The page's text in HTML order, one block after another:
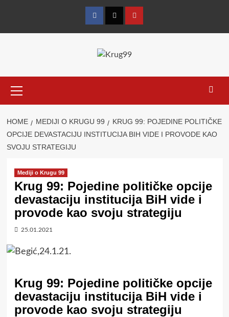
FacebookTwitterYouTube
Menu
HOME MEDIJI O KRUGU 99
KRUG 99: POJEDINE POLITIČKE
OPCIJE DEVASTACIJU INSTITUCIJA BIH VIDE I PROVODE KAO
SVOJU STRATEGIJU
Mediji o Krugu 99
Krug 99: Pojedine političke opcije
devastaciju institucija BiH vide i
provode kao svoju strategiju
25.01.2021
Krug 99: Pojedine političke opcije
devastaciju institucija BiH vide i
provode kao svoju strategiju